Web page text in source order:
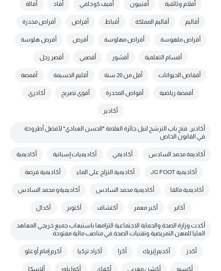
أفلام وثائقية أفنييون أفيف كوخافي أقاذ أقالة
أقاليم أقاليم المملكة أقباط أقراص أقراص مخدرة
أقراص ملهوسة أقراص مهلوسة أقرص أقرص هلوسة
أقسام التعلمية أقشور أقصبي أقصر رجل
أقفاص الحيوانات أقل من 20 سنة أقليم الحسيمة أقمصة
أقمصة رياضية أقواص المخدرة أقوى تصريح أكادري
أكادير
أكادير.. فتح باب الترشح لنيل جائزة العلامة "الحسن العبادي" لأفضل أطروحة
في القانون الخاص
أكاديمة محمد السادس أكاديمي أكاديميات إسبانية أكاديمية
أكاديمية JC FOOT أكاديمية التزلج على الماء أكاديمية فرصة
أكاديمية مالقا أكاديمية محمد السادس أكاديميةو محمد السادس
أكاير أكبر معمر أكتشاف أكتوبر أكدال
أكدت وزارة الصحة والحماية الاجتماعية التزامها باستيعاب جميع خريجي المعاهد
العليا للمهن التمريضية وتقنيات الصحة في مناصب مالية مفتوحة
أكدز أكديم إيزيك أكرا أكراد تركيا أكرم إمام أوغلو
أكسبو أكشن مغربي أكفاي أكوا باور ألاسكا